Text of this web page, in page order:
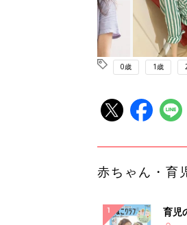
0歳 1歳
赤ちゃん・育
育児